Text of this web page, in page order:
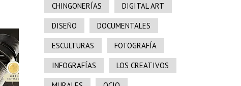
CHINGONERÍAS DIGITAL ART
DISEÑO DOCUMENTALES
ESCULTURAS FOTOGRAFÍA
INFOGRAFÍAS LOS CREATIVOS